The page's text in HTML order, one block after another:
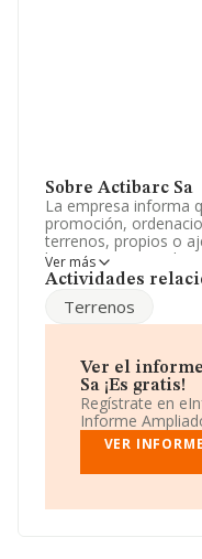
Sobre Actibarc Sa
La empresa informa
promoción,
terrenos, propios o
las actuaciones
obras,
Tiene CNAE: 6820 -
cuenta propia'. No
Para comunicarse
teléfono es
jarodriguez@lp-
La sociedad Actibarc
encuentra en
Tenerife, Islas
Ver más
Actividades
Terrenos
Ver el
Sa ¡Es gratis!
Regístrate en
Informe
VER